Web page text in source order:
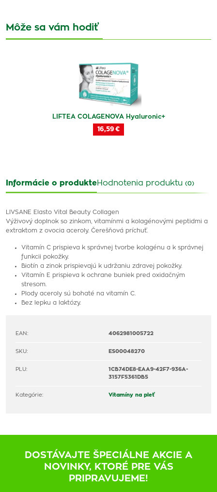
Môže sa vám hodiť
LIFTEA COLAGENOVA Hyaluronic+
16,59 €
Informácie o produkteHodnotenia produktu (0)
LIVSANE Elasto Vital Beauty Collagen
Výživový doplnok so zinkom, vitamínmi a kolagénovými peptidmi a
extraktom z ovocia aceroly. Čerešňová príchuť.
Vitamín C prispieva k správnej tvorbe kolagénu a k správnej
funkcii pokožky.
Biotín a zinok prispievajú k udržaniu zdravej pokožky.
Vitamín E prispieva k ochrane buniek pred oxidačným
stresom.
Plody aceroly sú bohaté na vitamín C.
Bez lepku a laktózy.
EAN: 4062981005722
SKU: ES00048270
PLU:
1CB74DE8-EAA9-42F7-936A-
3157F5361DB5
Kategórie: Vitamíny na pleť
DOSTÁVAJTE ŠPECIÁLNE AKCIE A
NOVINKY, KTORÉ PRE VÁS
PRIPRAVUJEME!